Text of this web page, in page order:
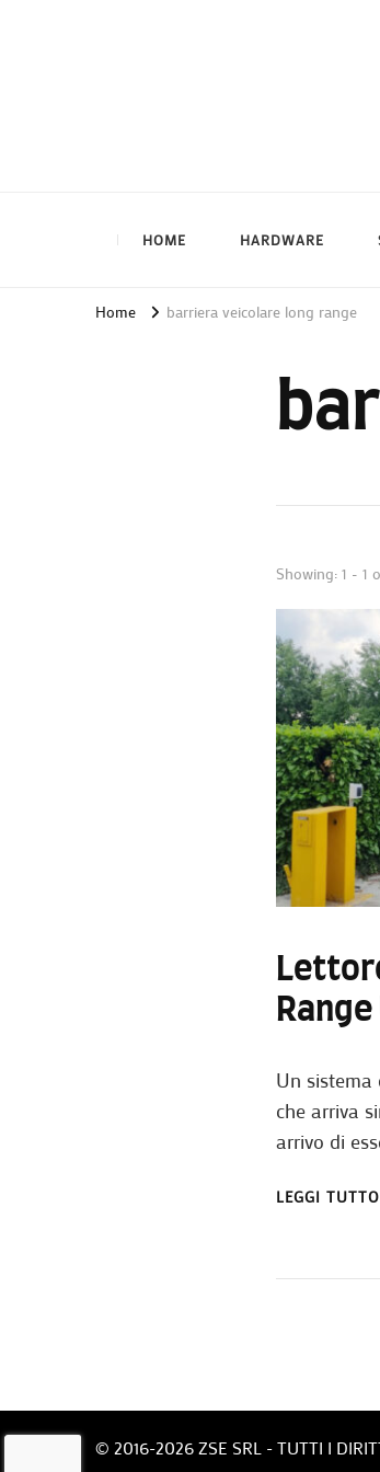
HOME HARDWARE
Home barriera veicolare long range
Showing: 1 - 1
Range
Un sistema
che arriva
arrivo di
LEGGI TUTTO
© 2016-2026 ZSE SRL - TUTTI I